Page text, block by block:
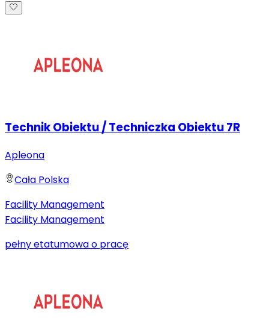
Technik Obiektu / Techniczka Obiektu 7R
Apleona
Cała Polska
Facility Management
Facility Management
pełny etatumowa o pracę